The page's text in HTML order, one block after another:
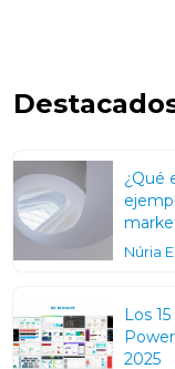
¿Qué
Núria
Los
2025